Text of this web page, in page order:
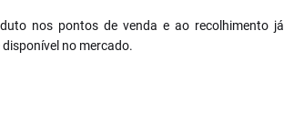
nos pontos de venda e ao recolhimento já
no mercado.